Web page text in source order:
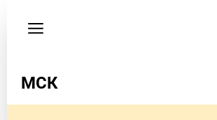
соглашение
МСК